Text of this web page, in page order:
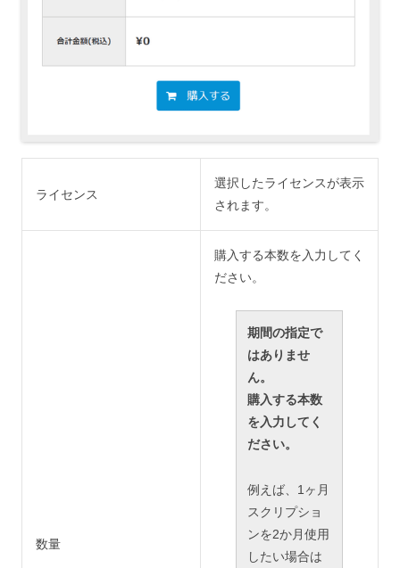
ライセンス
選択したライセンスが表示
されます。
数量
購入する本数を入力してく
ださい。
期間の指定で
はありませ
ん。
購入する本数
を入力してく
ださい。
例えば、1ヶ月
スクリプショ
ンを2か月使用
したい場合は